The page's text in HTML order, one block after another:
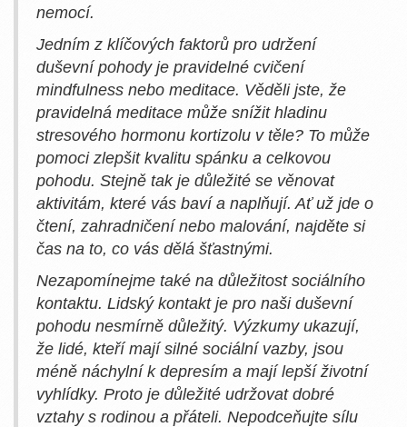
nemocí.
Jedním z klíčových faktorů pro udržení
duševní pohody je pravidelné cvičení
mindfulness nebo meditace. Věděli jste, že
pravidelná meditace může snížit hladinu
stresového hormonu kortizolu v těle? To může
pomoci zlepšit kvalitu spánku a celkovou
pohodu. Stejně tak je důležité se věnovat
aktivitám, které vás baví a naplňují. Ať už jde o
čtení, zahradničení nebo malování, najděte si
čas na to, co vás dělá šťastnými.
Nezapomínejme také na důležitost sociálního
kontaktu. Lidský kontakt je pro naši duševní
pohodu nesmírně důležitý. Výzkumy ukazují,
že lidé, kteří mají silné sociální vazby, jsou
méně náchylní k depresím a mají lepší životní
vyhlídky. Proto je důležité udržovat dobré
vztahy s rodinou a přáteli. Nepodceňujte sílu